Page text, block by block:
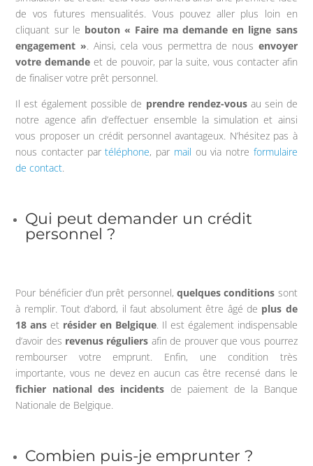
de vos futures mensualités. Vous pouvez aller plus loin en
cliquant sur le bouton « Faire ma demande en ligne sans
engagement ». Ainsi, cela vous permettra de nous envoyer
votre demande et de pouvoir, par la suite, vous contacter afin
de finaliser votre prêt personnel.
Il est également possible de prendre rendez-vousau sein de
notre agence afin d’effectuer ensemble la simulation et ainsi
vous proposer un crédit personnel avantageux. N’hésitez pas à
nous contacter partéléphone, par mail ou via notre formulaire
de contact.
Qui peut demander un crédit
personnel ?
Pour bénéficier d’un prêt personnel, quelques conditions sont
à remplir. Tout d’abord, il faut absolument être âgé de plus de
18 ans et résider en Belgique. Il est également indispensable
d’avoir des revenus réguliers afin de prouver que vous pourrez
rembourser votre emprunt. Enfin, une condition très
importante, vous ne devez en aucun cas être recensé dans le
fichier national des incidents de paiement de la Banque
Nationale de Belgique.
Combien puis-je emprunter ?